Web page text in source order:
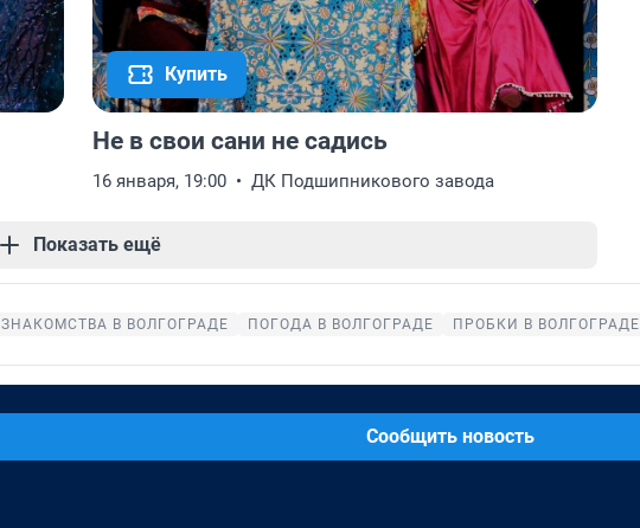
Купить
Не в свои сани не садись
16 января, 19:00 ДК Подшипникового завода
Показать ещё
ЗНАКОМСТВА В ВОЛГОГРАДЕ ПОГОДА В ВОЛГОГРАДЕ ПРОБКИ В ВОЛГОГРАДЕ
Сообщить новость